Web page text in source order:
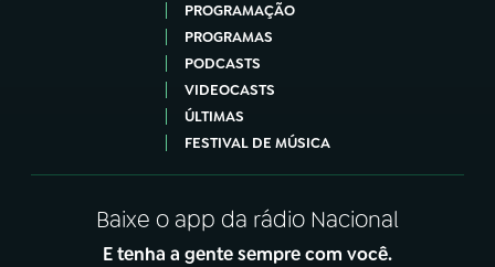
PROGRAMAÇÃO
PROGRAMAS
PODCASTS
VIDEOCASTS
ÚLTIMAS
FESTIVAL DE MÚSICA
Baixe o app da rádio Nacional
E tenha a gente sempre com você.